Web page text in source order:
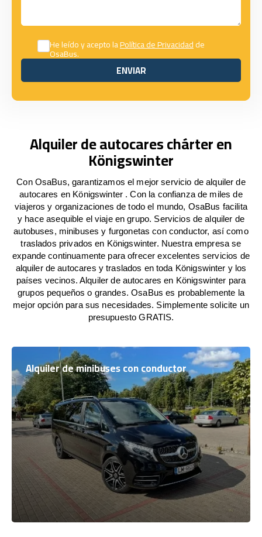
He leído y acepto laPolítica de Privacidadde
OsaBus.
ENVIAR
ENVIAR
Alquiler de autocares chárter en
Königswinter
Con OsaBus, garantizamos el mejor servicio de alquiler de
autocares en Königswinter . Con la confianza de miles de
viajeros y organizaciones de todo el mundo, OsaBus facilita
y hace asequible el viaje en grupo. Servicios de alquiler de
autobuses, minibuses y furgonetas con conductor, así como
traslados privados en Königswinter. Nuestra empresa se
expande continuamente para ofrecer excelentes servicios de
alquiler de autocares y traslados en toda Königswinter y los
países vecinos. Alquiler de autocares en Königswinter para
grupos pequeños o grandes. OsaBus es probablemente la
mejor opción para sus necesidades. Simplemente solicite un
presupuesto GRATIS.
Alquiler de minibuses con conductor